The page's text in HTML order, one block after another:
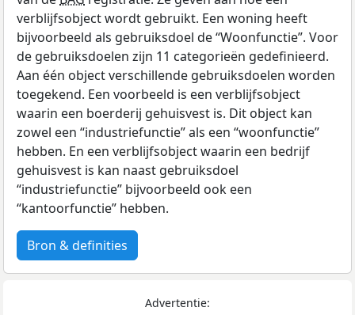
verblijfsobject wordt gebruikt. Een woning heeft
bijvoorbeeld als gebruiksdoel de “Woonfunctie”. Voor
de gebruiksdoelen zijn 11 categorieën gedefinieerd.
Aan één object verschillende gebruiksdoelen worden
toegekend. Een voorbeeld is een verblijfsobject
waarin een boerderij gehuisvest is. Dit object kan
zowel een “industriefunctie” als een “woonfunctie”
hebben. En een verblijfsobject waarin een bedrijf
gehuisvest is kan naast gebruiksdoel
“industriefunctie” bijvoorbeeld ook een
“kantoorfunctie” hebben.
Bron & definities
Advertentie: